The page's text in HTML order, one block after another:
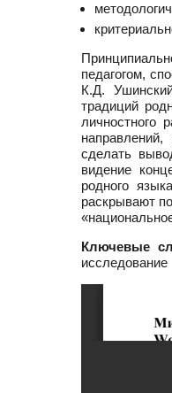
педагогом,
К.Д.
традиций
личностного
направлений,
сделать
видение
родного
раскрывают
Ключевые
исследование